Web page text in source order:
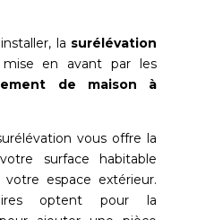
la surélévation
en avant par les
de maison à
vous offre la
surface habitable
espace extérieur.
optent pour la